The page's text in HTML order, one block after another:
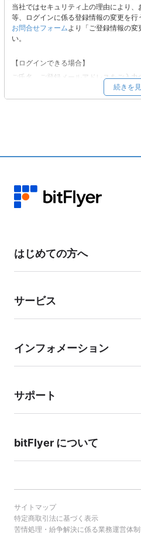
当社ではセキュリティ上の理由により
等、ログインに係る登録情報の変更を行
お問合せフォームより「ご登録情報の
い。
【ログインできる場合】
ご氏名、ご登録メールアドレスをご入
選びください。」から「メールアドレ
ご入力の上、ご依頼ください。
登録情報をご記載ください。
す。内容をご確認の上、ご返信ください。
本人確認書類をご提出いただき、ご本人
お手数をおかけいたしますが、お客様の
続きを
はじめての方へ
サービス
インフォメーション
サポート
bitFlyer について
サイトマップ
特定商取引法に基づく表示
苦情処理・紛争解決に係る業務運営体